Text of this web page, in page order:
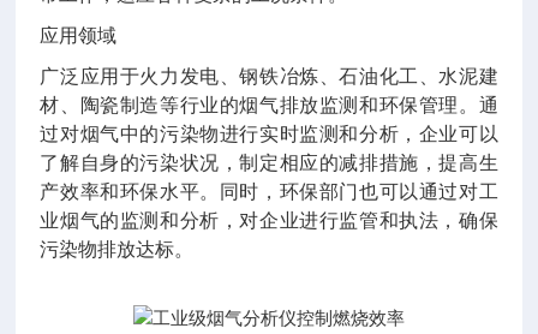
应用领域
广泛应用于火力发电、钢铁冶炼、石油化工、水泥建
材、陶瓷制造等行业的烟气排放监测和环保管理。通
过对烟气中的污染物进行实时监测和分析，企业可以
了解自身的污染状况，制定相应的减排措施，提高生
产效率和环保水平。同时，环保部门也可以通过对工
业烟气的监测和分析，对企业进行监管和执法，确保
污染物排放达标。